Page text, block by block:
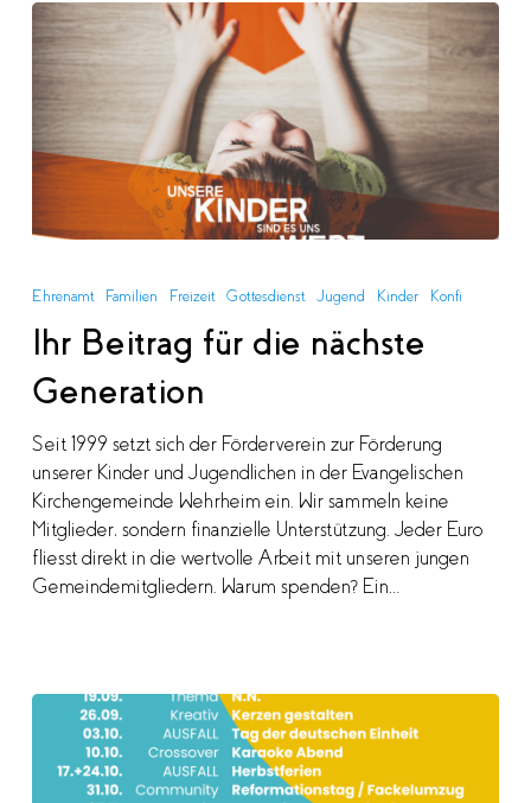
für
die
Generation
Ehrenamt Familien Freizeit Gottesdienst Jugend Kinder Konfi
Ihr Beitrag für die nächste
Generation
Seit 1999 setzt sich der Förderverein zur Förderung
unserer Kinder und Jugendlichen in der Evangelischen
Kirchengemeinde Wehrheim ein. Wir sammeln keine
Mitglieder, sondern finanzielle Unterstützung. Jeder Euro
fliesst direkt in die wertvolle Arbeit mit unseren jungen
Gemeindemitgliedern. Warum spenden? Ein…